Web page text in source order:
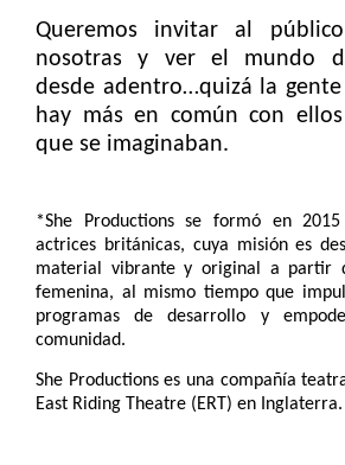
Queremos invitar al
nosotras y ver el mundo
desde adentro…quizá la
hay más en común con
que se imaginaban.
*She Productions
se formó en
actrices británicas, cuya misión es
material vibrante y original a partir
femenina, al mismo tiempo que
programas de desarrollo y
comunidad.
She Productions es una compañía
East Riding Theatre (ERT) en Inglaterra.